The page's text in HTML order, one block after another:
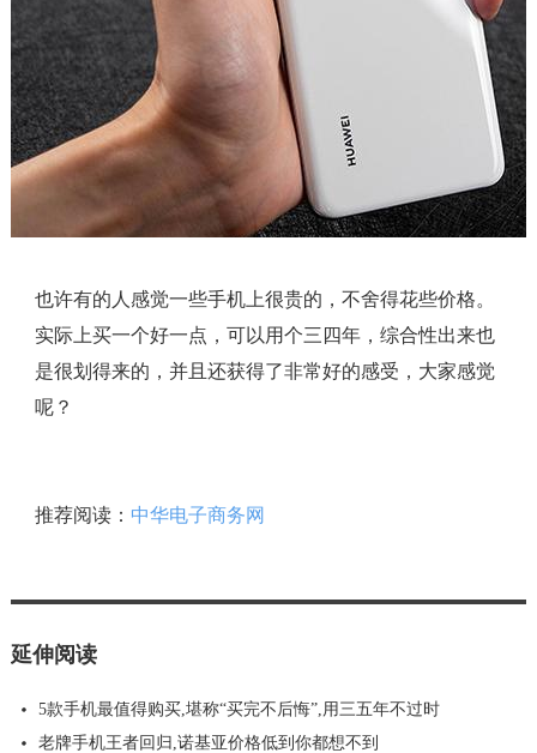
也许有的人感觉一些手机上很贵的，不舍得花些价格。
实际上买一个好一点，可以用个三四年，综合性出来也
是很划得来的，并且还获得了非常好的感受，大家感觉
呢？
推荐阅读： 中华电子商务网
延伸阅读
5款手机最值得购买,堪称“买完不后悔”,用三五年不过时
老牌手机王者回归,诺基亚价格低到你都想不到